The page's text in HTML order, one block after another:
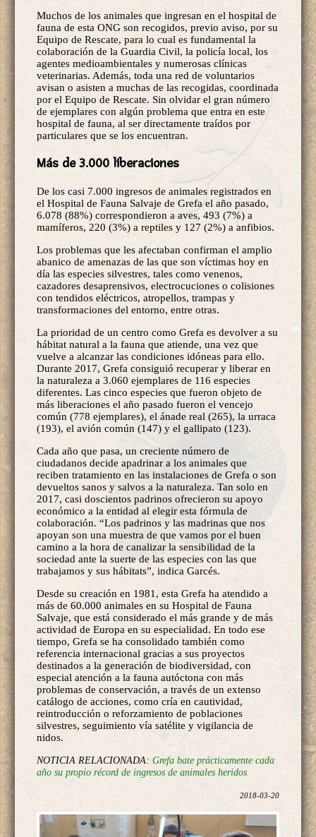
Muchos de los animales que ingresan en el hospital de
fauna de esta ONG son recogidos, previo aviso, por su
Equipo de Rescate, para lo cual es fundamental la
colaboración de la Guardia Civil, la policía local, los
agentes medioambientales y numerosas clínicas
veterinarias. Además, toda una red de voluntarios
avisan o asisten a muchas de las recogidas, coordinada
por el Equipo de Rescate. Sin olvidar el gran número
de ejemplares con algún problema que entra en este
hospital de fauna, al ser directamente traídos por
particulares que se los encuentran.
Más de 3.000 liberaciones
De los casi 7.000 ingresos de animales registrados en
el Hospital de Fauna Salvaje de Grefa el año pasado,
6.078 (88%) correspondieron a aves, 493 (7%) a
mamíferos, 220 (3%) a reptiles y 127 (2%) a anfibios.
Los problemas que les afectaban confirman el amplio
abanico de amenazas de las que son víctimas hoy en
día las especies silvestres, tales como venenos,
cazadores desaprensivos, electrocuciones o colisiones
con tendidos eléctricos, atropellos, trampas y
transformaciones del entorno, entre otras.
La prioridad de un centro como Grefa es devolver a su
hábitat natural a la fauna que atiende, una vez que
vuelve a alcanzar las condiciones idóneas para ello.
Durante 2017, Grefa consiguió recuperar y liberar en
la naturaleza a 3.060 ejemplares de 116 especies
diferentes. Las cinco especies que fueron objeto de
más liberaciones el año pasado fueron el vencejo
común (778 ejemplares), el ánade real (265), la urraca
(193), el avión común (147) y el gallipato (123).
Cada año que pasa, un creciente número de
ciudadanos decide apadrinar a los animales que
reciben tratamiento en las instalaciones de Grefa o son
devueltos sanos y salvos a la naturaleza. Tan solo en
2017, casi doscientos padrinos ofrecieron su apoyo
económico a la entidad al elegir esta fórmula de
colaboración. “Los padrinos y las madrinas que nos
apoyan son una muestra de que vamos por el buen
camino a la hora de canalizar la sensibilidad de la
sociedad ante la suerte de las especies con las que
trabajamos y sus hábitats”, indica Garcés.
Desde su creación en 1981, esta Grefa ha atendido a
más de 60.000 animales en su Hospital de Fauna
Salvaje, que está considerado el más grande y de más
actividad de Europa en su especialidad. En todo ese
tiempo, Grefa se ha consolidado también como
referencia internacional gracias a sus proyectos
destinados a la generación de biodiversidad, con
especial atención a la fauna autóctona con más
problemas de conservación, a través de un extenso
catálogo de acciones, como cría en cautividad,
reintroducción o reforzamiento de poblaciones
silvestres, seguimiento vía satélite y vigilancia de
nidos.
NOTICIA RELACIONADA: Grefa bate prácticamente cada
año su propio récord de ingresos de animales heridos
2018-03-20